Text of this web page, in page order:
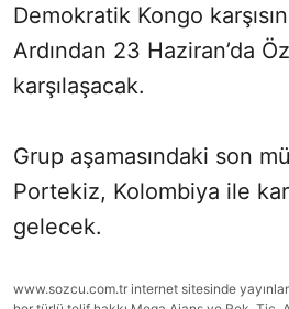
Demokratik Kongo
Ardından 23 Haziran’da
karşılaşacak.
Grup aşamasındaki son
Portekiz, Kolombiya ile
gelecek.
www.sozcu.com.tr internet sitesinde